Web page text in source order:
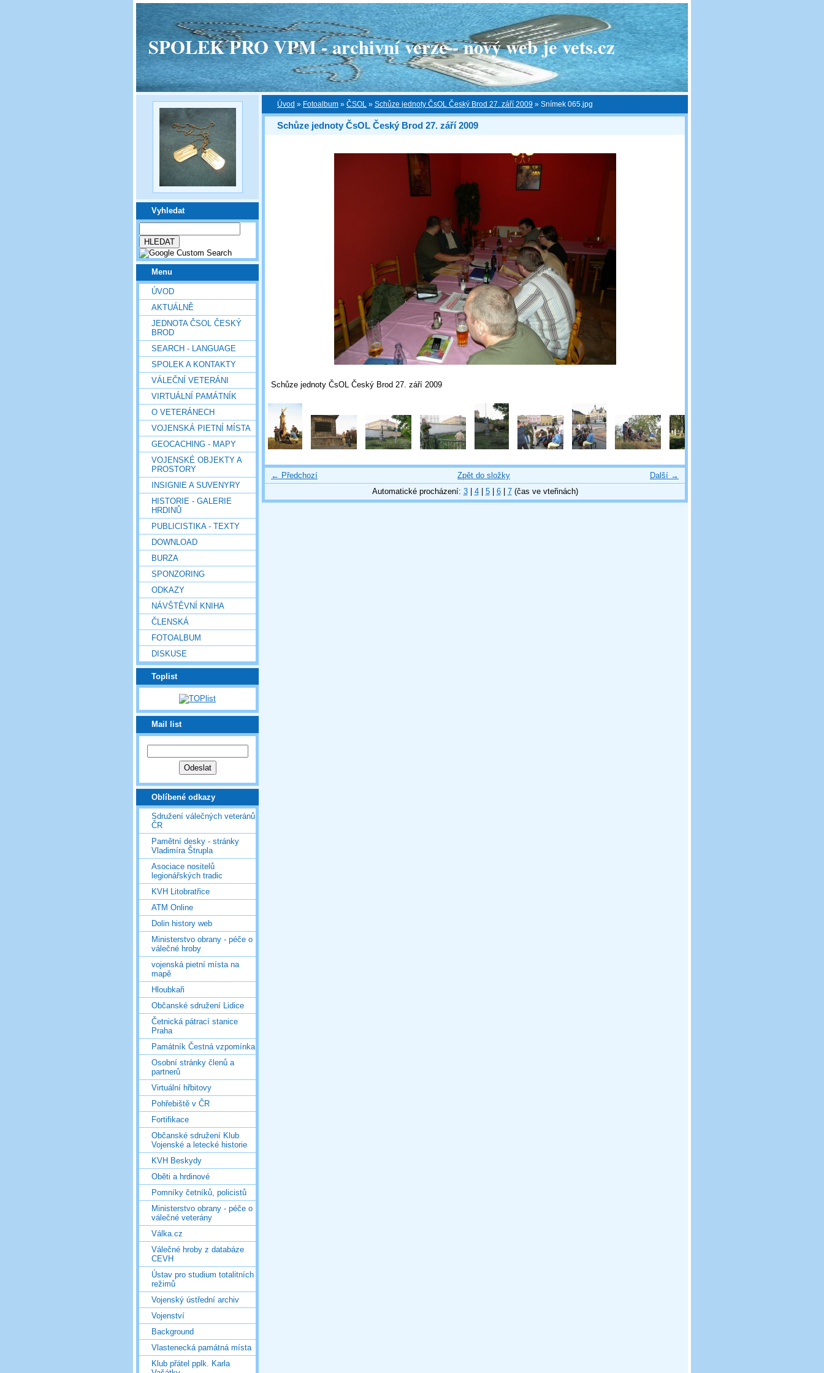
SPOLEK PRO VPM - archivní verze - nový web je vets.cz
Vyhledat
Menu
ÚVOD
AKTUÁLNĚ
JEDNOTA ČSOL ČESKÝ
BROD
SEARCH - LANGUAGE
SPOLEK A KONTAKTY
VÁLEČNÍ VETERÁNI
VIRTUÁLNÍ PAMÁTNÍK
O VETERÁNECH
VOJENSKÁ PIETNÍ MÍSTA
GEOCACHING - MAPY
VOJENSKÉ OBJEKTY A
PROSTORY
INSIGNIE A SUVENYRY
HISTORIE - GALERIE
HRDINŮ
PUBLICISTIKA - TEXTY
DOWNLOAD
BURZA
SPONZORING
ODKAZY
NÁVŠTĚVNÍ KNIHA
ČLENSKÁ
FOTOALBUM
DISKUSE
Toplist
Mail list
Oblíbené odkazy
Sdružení válečných veteránů
ČR
Pamětní desky - stránky
Vladimíra Štrupla
Asociace nositelů
legionářských tradic
KVH Litobratřice
ATM Online
Dolin history web
Ministerstvo obrany - péče o
válečné hroby
vojenská pietní místa na
mapě
Hloubkaři
Občanské sdružení Lidice
Četnická pátrací stanice
Praha
Památník Čestná vzpomínka
Osobní stránky členů a
partnerů
Virtuální hřbitovy
Pohřebiště v ČR
Fortifikace
Občanské sdružení Klub
Vojenské a letecké historie
KVH Beskydy
Oběti a hrdinové
Pomníky četníků, policistů
Ministerstvo obrany - péče o
válečné veterány
Válka.cz
Válečné hroby z databáze
CEVH
Ústav pro studium totalitních
režimů
Vojenský ústřední archiv
Vojenství
Background
Vlastenecká památná místa
Klub přátel pplk. Karla
Úvod » Fotoalbum » ČSOL » Schůze jednoty ČsOL Český Brod 27. září 2009 » Snímek 065.jpg
Schůze jednoty ČsOL Český Brod 27. září 2009
Schůze jednoty ČsOL Český Brod 27. září 2009
← Předchozí Další →
Zpět do složky
Automatické procházení: 3| 4| 5| 6| 7(čas ve vteřinách)